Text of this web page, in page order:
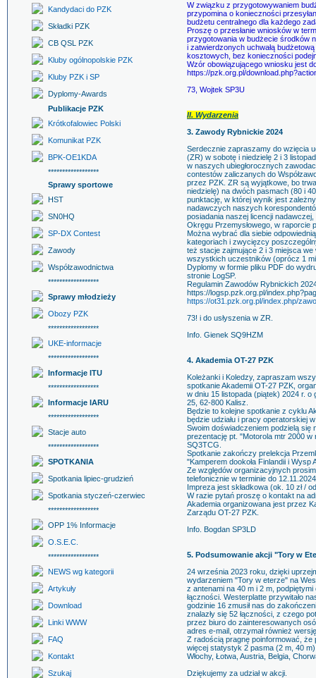
Kandydaci do PZK
Składki PZK
CB QSL PZK
Kluby ogólnopolskie PZK
Kluby PZK i SP
Dyplomy-Awards
Publikacje PZK
Krótkofalowiec Polski
Komunikat PZK
BPK-OE1KDA
******************
Sprawy sportowe
HST
SN0HQ
SP-DX Contest
Zawody
Współzawodnictwa
******************
Sprawy młodzieży
Obozy PZK
******************
UKE-informacje
******************
Informacje ITU
******************
Informacje IARU
******************
Stacje auto
******************
SPOTKANIA
Spotkania lipiec-grudzień
Spotkania styczeń-czerwiec
******************
OPP 1% Informacje
O.S.E.C.
******************
NEWS wg kategorii
Artykuły
Download
Linki WWW
FAQ
Kontakt
Szukaj
W związku z przygotowywaniem
przypomina o konieczności
budżetu centralnego dla każdego
Proszę o przesłanie wniosków w
przygotowania w budżecie środków
i zatwierdzonych uchwałą
kosztowych, bez konieczności
Wzór obowiązującego wniosku jest
https://pzk.org.pl/
73, Wojtek SP3U
II. Wydarzenia
3. Zawody Rybnickie 2024
Serdecznie zapraszamy do wzięcia
(ZR) w sobotę i niedzielę 2 i 3
w naszych ubiegłorocznych
contestów zaliczanych do
przez PZK. ZR są wyjątkowe, bo
niedzielę) na dwóch pasmach (80 i
punktację, w której wynik jest
nadawczych naszych
posiadania naszej licencji
Okręgu Przemysłowego, w raporcie
Można wybrać dla siebie
kategoriach i zwycięzcy
też stacje zajmujące 2 i 3 miejsca
wszystkich uczestników (oprócz 1
Dyplomy w formie pliku PDF do
stronie LogSP.
Regulamin Zawodów Rybnickich
https://logsp.pzk.org.pl/
https://ot31.pzk.org.pl/index.php/
73! i do usłyszenia w ZR.
Info. Gienek SQ9HZM
4. Akademia OT-27 PZK
Koleżanki i Koledzy, zapraszam
spotkanie Akademii OT-27 PZK,
w dniu 15 listopada (piątek) 2024 r.
25, 62-800 Kalisz.
Będzie to kolejne spotkanie z cyklu
będzie udziału i pracy operatorskiej
Swoim doświadczeniem podzielą się
prezentację pt. "Motorola mtr 2000
SQ3TCG.
Spotkanie zakończy prelekcja
"Kamperem dookoła Finlandii i Wysp
Ze względów organizacyjnych
telefonicznie w terminie do
Impreza jest składkowa (ok. 10 zł /
W razie pytań proszę o kontakt na
Akademia organizowana jest przez
Zarządu OT-27 PZK.
Info. Bogdan SP3LD
5. Podsumowanie akcji "Tory w
24 września 2023 roku, dzięki
wydarzeniem "Tory w eterze" na
z antenami na 40 m i 2 m,
łączności. Westerplatte przywitało
godzinie 16 zmusił nas do
znalazły się 52 łączności, z czego
przez biuro do zainteresowanych
adres e-mail, otrzymał również
Z radością pragnę poinformować, że
więcej statystyk 2 pasma (2 m, 40
Włochy, Łotwa, Austria, Belgia,
Dziękujemy za udział w akcji.